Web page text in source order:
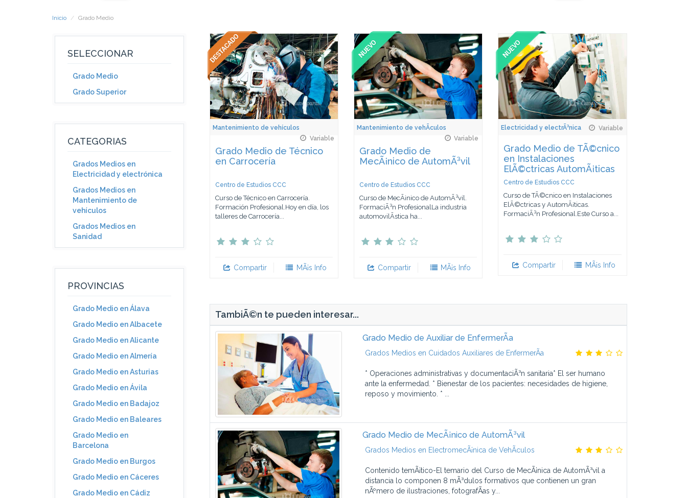
Inicio Grado Medio
SELECCIONAR
Grado Medio
Grado Superior
CATEGORIAS
Grados Medios en
Electricidad y electrónica
Grados Medios en
Mantenimiento de
vehículos
Grados Medios en
Sanidad
PROVINCIAS
Grado Medio en Álava
Grado Medio en Albacete
Grado Medio en Alicante
Grado Medio en Almería
Grado Medio en Asturias
Grado Medio en Ávila
Grado Medio en Badajoz
Grado Medio en Baleares
Grado Medio en
Barcelona
Grado Medio en Burgos
Grado Medio en Cáceres
Grado Medio en Cádiz
Mantenimiento de vehículos
Variable
Grado Medio de Técnico
en Carrocería
Centro de Estudios CCC
Curso de Técnico en Carrocería.
Formación Profesional.Hoy en día, los
talleres de Carrocería...
Compartir MÃ¡s Info
Mantenimiento de vehÃ­culos
Variable
Grado Medio de
MecÃ¡nico de AutomÃ³vil
Centro de Estudios CCC
Curso de MecÃ¡nico de AutomÃ³vil.
FormaciÃ³n ProfesionalLa industria
automovilÃ­stica ha...
Compartir MÃ¡s Info
Electricidad y electrÃ³nica Variable
Grado Medio de TÃ©cnico
en Instalaciones
ElÃ©ctricas AutomÃ¡ticas
Centro de Estudios CCC
Curso de TÃ©cnico en Instalaciones
ElÃ©ctricas y AutomÃ¡ticas.
FormaciÃ³n Profesional.Este Curso a...
Compartir MÃ¡s Info
TambiÃ©n te pueden interesar...
Grado Medio de Auxiliar de EnfermerÃ­a
Grados Medios en Cuidados Auxiliares de EnfermerÃ­a
* Operaciones administrativas y documentaciÃ³n sanitaria* El ser humano
ante la enfermedad. * Bienestar de los pacientes: necesidades de higiene,
reposo y movimiento. * ...
Grado Medio de MecÃ¡nico de AutomÃ³vil
Grados Medios en ElectromecÃ¡nica de VehÃ­culos
Contenido temÃ¡tico-El temario del Curso de MecÃ¡nica de AutomÃ³vil a
distancia lo componen 8 mÃ³dulos formativos que contienen un gran
nÃºmero de ilustraciones, fotografÃ­as y...